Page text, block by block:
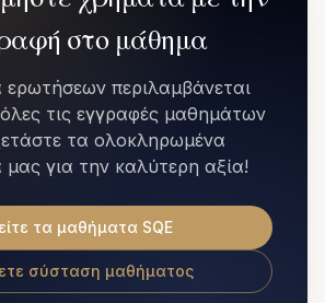
στο μάθημα
περιλαμβάνεται
τις εγγραφές μαθημάτων
τα ολοκληρωμένα
για την καλύτερη αξία!
τα μαθήματα SQE
σύσταση μαθήματος